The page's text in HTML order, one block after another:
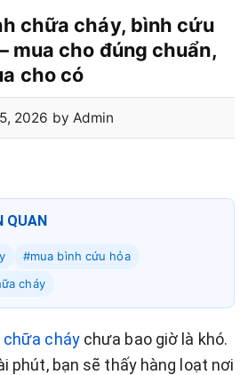
chữa cháy, bình cứu
mua cho đúng chuẩn,
cho có
2026 by Admin
QUAN
#mua bình cứu hỏa
cháy
hỏa hà nội
chữa cháychưa bao giờ là khó.
phút, bạn sẽ thấy hàng loạt nơi